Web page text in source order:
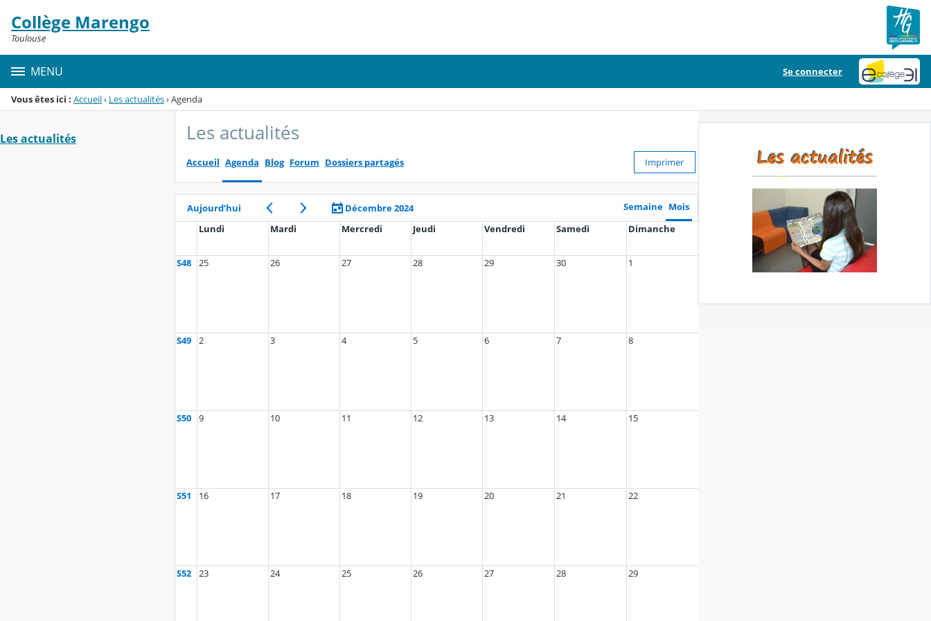
Menu de la rubrique
Contenu
Collège Marengo
Toulouse
MENU Se connecter
Vous êtes ici : Accueil› Les actualités›Agenda
Les actualités Les actualités
Accueil Agenda Blog Forum Dossiers partagés Imprimer
Aujourd’hui Décembre 2024 Semaine Mois
Lundi
Mardi Mercredi Jeudi Vendredi Samedi Dimanche
S48 25 26 27 28 29 30 1
S49 2 3 4 5 6 7 8
S50 9 10 11 12 13 14 15
S51 16 17 18 19 20 21 22
S52 23 24 25 26 27 28 29